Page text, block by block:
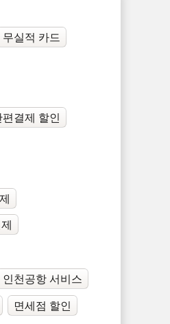
무실적 카드
편결제 할인
인천공항 서비스
면세점 할인